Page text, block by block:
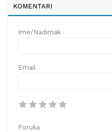
KOMENTARI
Ime/Nadimak
Email
Poruka